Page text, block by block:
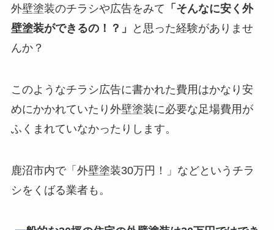
外壁塗装のチラシや広告をみて 「そんなに安く外
壁塗装ができるの！？」
と思った経験がありませ
んか？
このようなチラシ広告に書かれた費用はかなり安
めにかかれていたり外壁塗装に必要な足場費用が
ふくまれていなかったりします。
鹿沼市内で「外壁塗装30万円！」などというチラ
シをくばる業者も。